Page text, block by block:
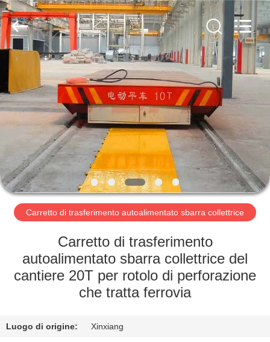
CASA
PRODOTTI
CIRCA
NOI
GIRO
DELLA
FABBRICA
CONTROLLO
Xinxiang
Hundred
Percent
Electrical
and
Mechanical
Co.,Ltd.
Rights
Reserved.
Carretto di trasferimento autoalimentato sbarra collettrice
Carretto di trasferimento
autoalimentato sbarra collettrice del
cantiere 20T per rotolo di perforazione
che tratta ferrovia
Luogo di origine: Xinxiang